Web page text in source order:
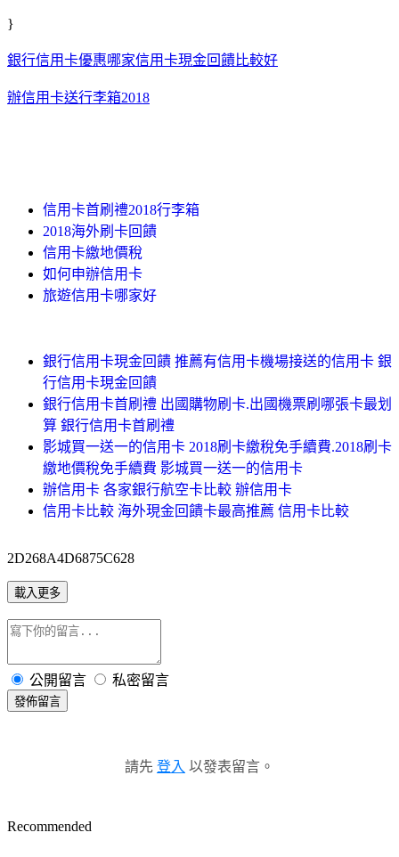
}
銀行信用卡優惠哪家信用卡現金回饋比較好
辦信用卡送行李箱2018
信用卡首刷禮2018行李箱
2018海外刷卡回饋
信用卡繳地價稅
如何申辦信用卡
旅遊信用卡哪家好
銀行信用卡現金回饋 推薦有信用卡機場接送的信用卡 銀
行信用卡現金回饋
銀行信用卡首刷禮 出國購物刷卡.出國機票刷哪張卡最划
算 銀行信用卡首刷禮
影城買一送一的信用卡 2018刷卡繳稅免手續費.2018刷卡
繳地價稅免手續費 影城買一送一的信用卡
辦信用卡 各家銀行航空卡比較 辦信用卡
信用卡比較 海外現金回饋卡最高推薦 信用卡比較
2D268A4D6875C628
載入更多
公開留言 私密留言
發佈留言
請先 登入 以發表留言。
Recommended